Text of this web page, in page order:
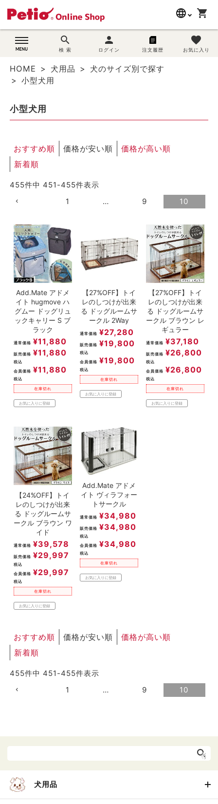
language
wovn-lang-name
shopping_cart
search
検 索
person
ログイン 注文履歴
favorite
お気に入り
search
猫用品
目的別に探す
ご利用案内
ACCOUNT MENU
ようこそ ゲスト 様
meeting_room ログイン person 新規会員登録
HOME 犬用品
犬のサイズ別で探す
小型犬用
小型犬用
おすすめ順 価格が安い順
価格が高い順
新着順
455件中 451 -455件表示
1
… 9 10
Add.Mate アドメ
イト hugmove ハ
グムー ドッグリュ
ックキャリー S ブ
ラック
通常価格 ¥11,880
販売価格 ¥11,880
税込
会員価格 ¥11,880
税込
在庫切れ
お気に入りに登録
【27%OFF】トイ
レのしつけが出来
る ドッグルームサ
ークル 2Way
通常価格 ¥27,280
販売価格 ¥19,800
税込
会員価格 ¥19,800
税込
在庫切れ
お気に入りに登録
【27%OFF】トイ
レのしつけが出来
る ドッグルームサ
ークル ブラウン レ
ギュラー
通常価格 ¥37,180
販売価格 ¥26,800
税込
会員価格 ¥26,800
税込
在庫切れ
お気に入りに登録
【24%OFF】トイ
レのしつけが出来
る ドッグルームサ
ークル ブラウン ワ
イド
通常価格 ¥39,578
販売価格 ¥29,997
税込
会員価格 ¥29,997
税込
在庫切れ
お気に入りに登録
Add.Mate アドメ
イト ヴィラフォー
トサークル
通常価格 ¥34,980
販売価格 ¥34,980
税込
会員価格 ¥34,980
税込
在庫切れ
お気に入りに登録
おすすめ順 価格が安い順
価格が高い順
新着順
455件中 451 -455件表示
1
… 9 10
犬用品